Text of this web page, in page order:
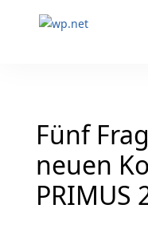
Fünf
neuen
PRIMUS